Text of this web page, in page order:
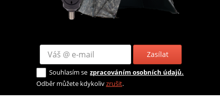
Zasílat
Souhlasím se zpracováním osobních údajů.
Odběr můžete kdykolivzrušit.